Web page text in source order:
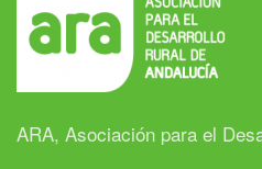
ARA, Asociación para el